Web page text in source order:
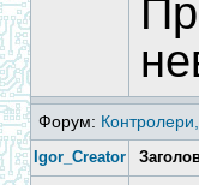
Форум:
Igor_Creator